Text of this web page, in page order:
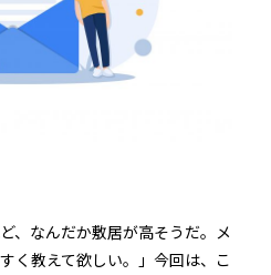
、なんだか敷居が高そうだ。メ
く教えて欲しい。」今回は、こ